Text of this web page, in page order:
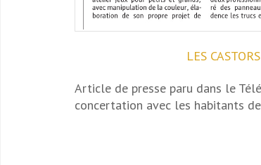
LES
Article de presse paru dans le
concertation avec les habitants